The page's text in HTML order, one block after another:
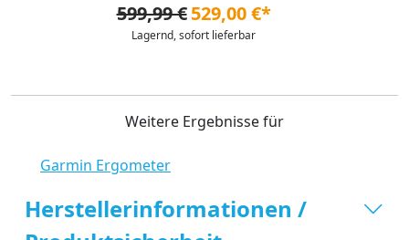
599,99 € 529,00 €*
Lagernd, sofort lieferbar
Weitere Ergebnisse für
Garmin Ergometer
Herstellerinformationen /